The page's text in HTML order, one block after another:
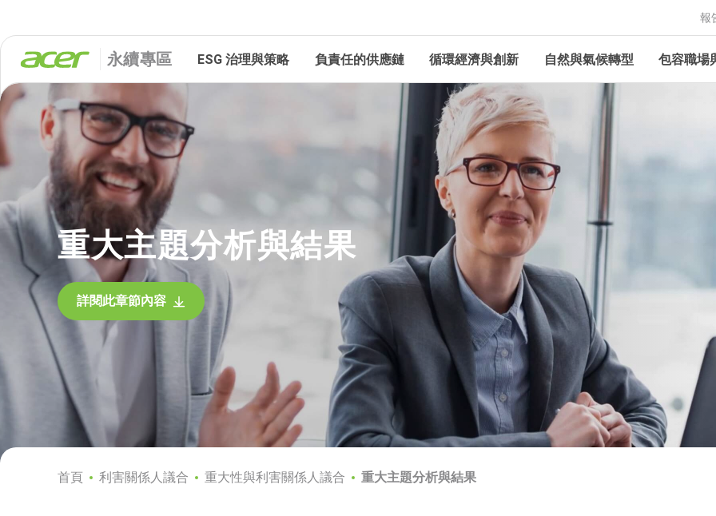
報
永續專區 ESG 治理與策略 負責任的供應鏈 循環經濟與創新 自然與氣候轉型 包容職場
重大主題分析與結果
詳閱此章節內容
首頁 利害關係人議合 重大性與利害關係人議合 重大主題分析與結果